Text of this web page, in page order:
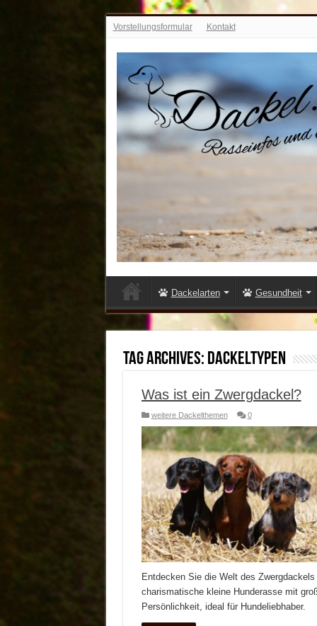
Vorstellungsformular Kontakt
Dackelarten Gesundheit
Tag Archives: Dackeltypen
Was ist ein Zwergdackel?
weitere Dackelthemen 0
Entdecken Sie die Welt des Zwergdackels
charismatische kleine Hunderasse mit
Persönlichkeit, ideal für Hundeliebhaber.